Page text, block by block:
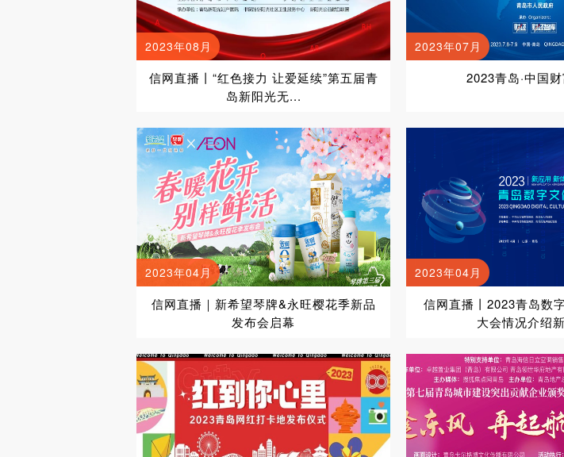
2023年08月
信网直播丨“红色接力 让爱延续”第五届青
岛新阳光无...
2023年07月
2023青岛·中国
2023年04月
信网直播｜新希望琴牌&永旺樱花季新品
发布会启幕
2023年04月
信网直播丨2023青岛数
大会情况介绍